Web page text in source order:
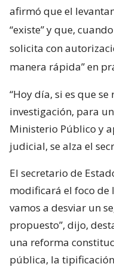
afirmó que el
“existe” y que,
solicita con
manera rápida” en
“Hoy día, si es que
investigación, para
Ministerio Público y
judicial, se alza el
El secretario de
modificará el foco de
vamos a desviar un
propuesto”, dijo,
una reforma
pública, la